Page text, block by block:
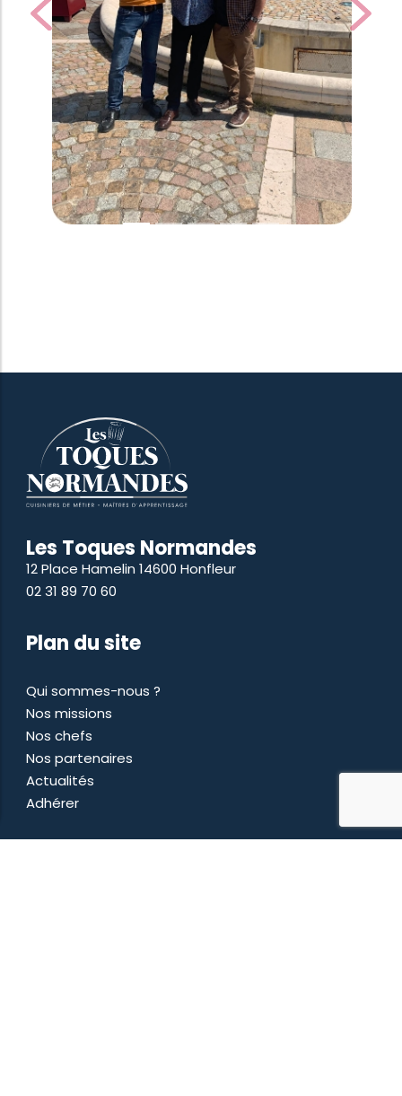
Previous Next
Les Toques Normandes
12 Place Hamelin 14600 Honfleur
02 31 89 70 60
Plan du site
Qui sommes-nous ?
Nos missions
Nos chefs
Nos partenaires
Actualités
Adhérer